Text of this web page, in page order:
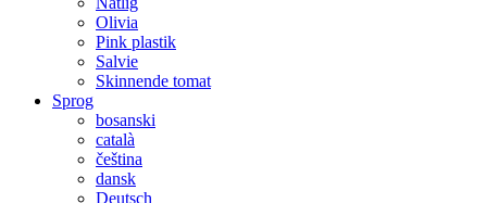
Olivia
Pink plastik
Salvie
Skinnende tomat
Sprog
bosanski
català
čeština
dansk
Deutsch